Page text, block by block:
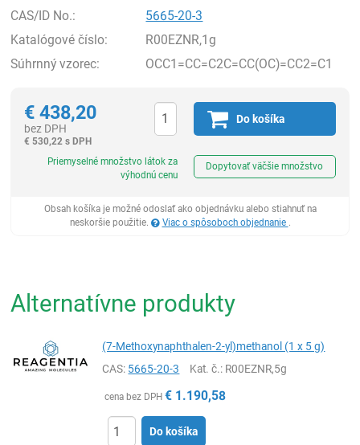
CAS/ID No.:
5665-20-3
Katalógové číslo:
R00EZNR,1g
Súhrnný vzorec:
OCC1=CC=C2C=CC(OC)=CC2=C1
€ 438,20
bez DPH
€ 530,22 s DPH
Do košíka
Priemyselné množstvo látok za
výhodnú cenu
Dopytovať väčšie množstvo
Obsah košíka je možné odoslať ako objednávku alebo stiahnuť na
neskoršie použitie.
Viac o spôsoboch objednanie .
Alternatívne produkty
(7-Methoxynaphthalen-2-yl)methanol (1 x 5 g)
CAS: 5665-20-3 Kat. č.: R00EZNR,5g
cena bez DPH € 1.190,58
Do košíka